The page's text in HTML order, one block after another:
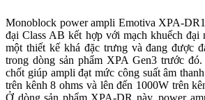
Monoblock power ampli Emotiva XPA-
đại Class AB kết hợp với mạch khuếch
một thiết kế khá đặc trưng và đang được
trong dòng sản phẩm XPA Gen3 trước
chốt giúp ampli đạt mức công suất âm
trên kênh 8 ohms và lên đến 1000W trên